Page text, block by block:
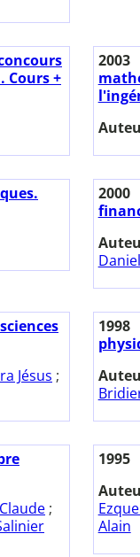
Cours +
2003
2000
Daniel
Jésus ;
1998
;
1995
Alain